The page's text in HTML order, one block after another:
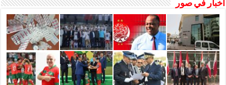
أخبار في صور